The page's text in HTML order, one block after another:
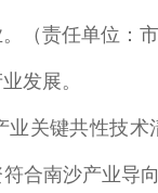
（责任单位：
发展。
键共性技术
合南沙产业导